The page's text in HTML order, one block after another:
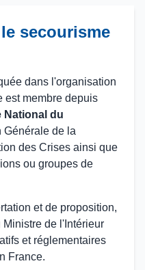
secourisme
dans l'organisation
est membre depuis
National du
Générale de la
des Crises ainsi que
ou groupes de
et de proposition,
de l'Intérieur
et réglementaires
France.